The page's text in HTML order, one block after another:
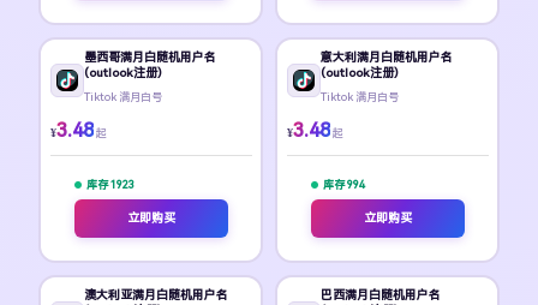
墨西哥满月白随机用户名
(outlook注册)
Tiktok 满月白号
¥3.48 起
库存 1923
立即购买
意大利满月白随机用户名
(outlook注册)
Tiktok 满月白号
¥3.48 起
库存 994
立即购买
澳大利亚满月白随机用户名
巴西满月白随机用户名